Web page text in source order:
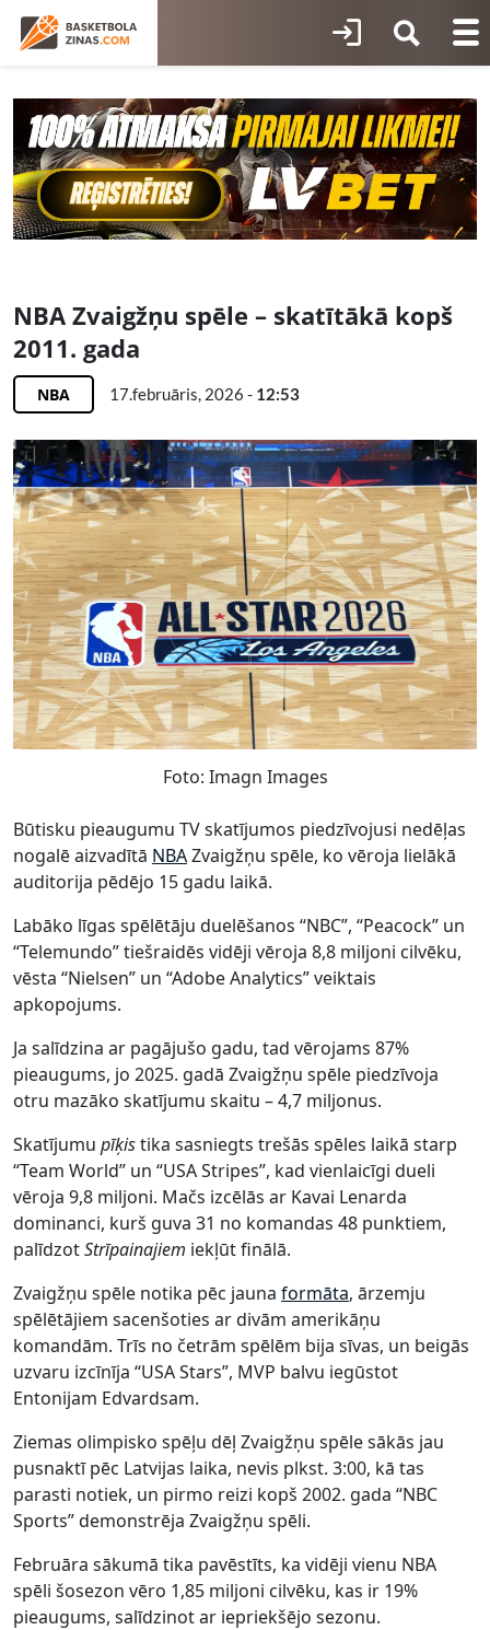
NBA Zvaigžņu spēle – skatītākā kopš
2011. gada
NBA 17.februāris, 2026 - 12:53
Foto: Imagn Images
Būtisku pieaugumu TV skatījumos piedzīvojusi nedēļas
nogalē aizvadītā NBAZvaigžņu spēle, ko vēroja lielākā
auditorija pēdējo 15 gadu laikā.
Labāko līgas spēlētāju duelēšanos “NBC”, “Peacock” un
“Telemundo” tiešraidēs vidēji vēroja 8,8 miljoni cilvēku,
vēsta “Nielsen” un “Adobe Analytics” veiktais
apkopojums.
Ja salīdzina ar pagājušo gadu, tad vērojams 87%
pieaugums, jo 2025. gadā Zvaigžņu spēle piedzīvoja
otru mazāko skatījumu skaitu – 4,7 miljonus.
Skatījumu pīķistika sasniegts trešās spēles laikā starp
“Team World” un “USA Stripes”, kad vienlaicīgi dueli
vēroja 9,8 miljoni. Mačs izcēlās ar Kavai Lenarda
dominanci, kurš guva 31 no komandas 48 punktiem,
palīdzotStrīpainajiem iekļūt finālā.
Zvaigžņu spēle notika pēc jauna formāta, ārzemju
spēlētājiem sacenšoties ar divām amerikāņu
komandām. Trīs no četrām spēlēm bija sīvas, un beigās
uzvaru izcīnīja “USA Stars”, MVP balvu iegūstot
Entonijam Edvardsam.
Ziemas olimpisko spēļu dēļ Zvaigžņu spēle sākās jau
pusnaktī pēc Latvijas laika, nevis plkst. 3:00, kā tas
parasti notiek, un pirmo reizi kopš 2002. gada “NBC
Sports” demonstrēja Zvaigžņu spēli.
Februāra sākumā tika pavēstīts, ka vidēji vienu NBA
spēli šosezon vēro 1,85 miljoni cilvēku, kas ir 19%
pieaugums, salīdzinot ar iepriekšējo sezonu.